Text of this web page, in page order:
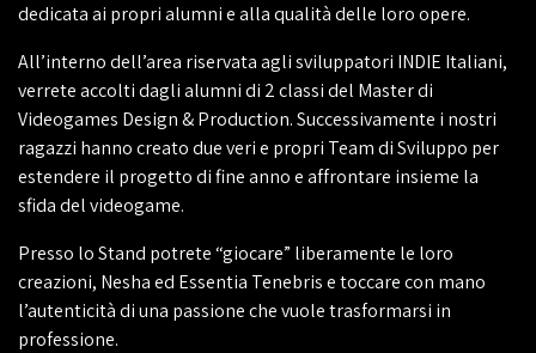
dedicata ai propri alumni e alla qualità delle loro opere.
All’interno dell’area riservata agli sviluppatori INDIE Italiani,
verrete accolti dagli alumni di 2 classi del Master di
Videogames Design & Production. Successivamente i nostri
ragazzi hanno creato due veri e propri Team di Sviluppo per
estendere il progetto di fine anno e affrontare insieme la
sfida del videogame.
Presso lo Stand potrete “giocare” liberamente le loro
creazioni, Nesha ed Essentia Tenebris e toccare con mano
l’autenticità di una passione che vuole trasformarsi in
professione.